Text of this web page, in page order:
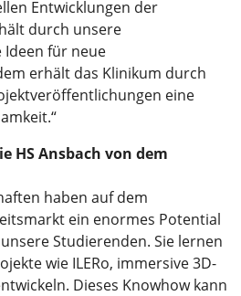
Entwicklungen der
durch unsere
Ideen für neue
erhält das Klinikum durch
eine
HS Ansbach von dem
haben auf dem
ein enormes Potential
Studierenden. Sie lernen
wie ILERo, immersive 3D-
Dieses Knowhow kann